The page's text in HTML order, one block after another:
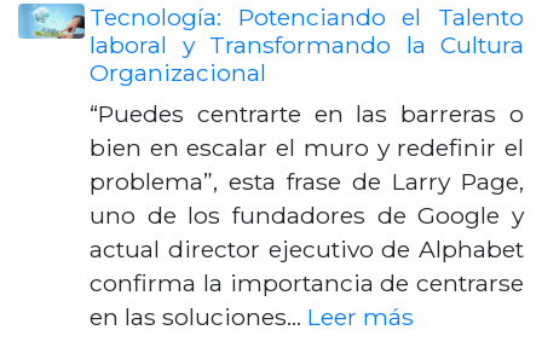
Tecnología: Potenciando el Talento
laboral y Transformando la Cultura
Organizacional
“Puedes centrarte en las barreras o
bien en escalar el muro y redefinir el
problema”, esta frase de Larry Page,
uno de los fundadores de Google y
actual director ejecutivo de Alphabet
confirma la importancia de centrarse
en las soluciones… Leer más